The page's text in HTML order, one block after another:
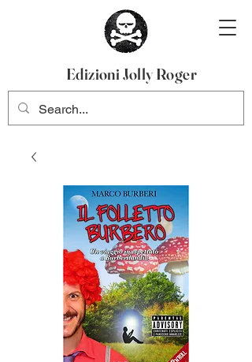
Edizioni Jolly Roger